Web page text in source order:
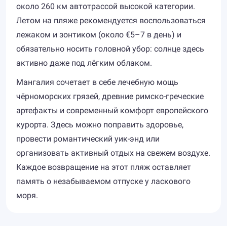
около 260 км автотрассой высокой категории.
Летом на пляже рекомендуется воспользоваться
лежаком и зонтиком (около €5–7 в день) и
обязательно носить головной убор: солнце здесь
активно даже под лёгким облаком.
Мангалия сочетает в себе лечебную мощь
чёрноморских грязей, древние римско-греческие
артефакты и современный комфорт европейского
курорта. Здесь можно поправить здоровье,
провести романтический уик-энд или
организовать активный отдых на свежем воздухе.
Каждое возвращение на этот пляж оставляет
память о незабываемом отпуске у ласкового
моря.